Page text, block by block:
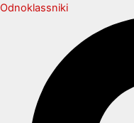
Odnoklassniki